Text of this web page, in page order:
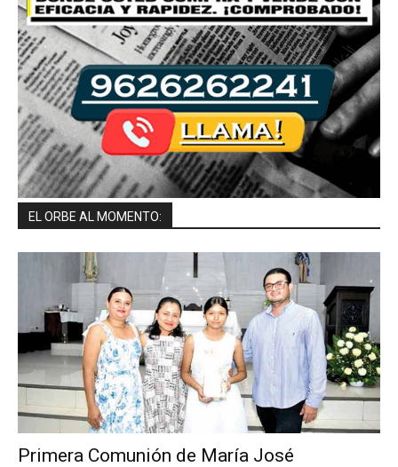
EL ORBE AL MOMENTO:
Primera Comunión de María José